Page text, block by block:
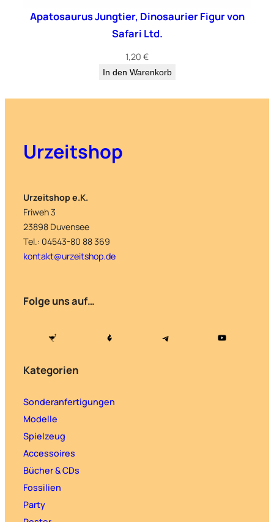
Apatosaurus Jungtier, Dinosaurier Figur von
Safari Ltd.
1,20 €
In den Warenkorb
Urzeitshop
Urzeitshop e.K.
Friweh 3
23898 Duvensee
Tel.: 04543-80 88 369
kontakt@urzeitshop.de
Folge uns auf…
Kategorien
Sonderanfertigungen
Modelle
Spielzeug
Accessoires
Bücher & CDs
Fossilien
Party